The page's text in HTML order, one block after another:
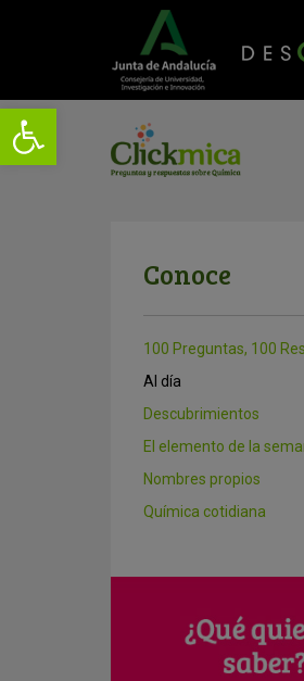
Conoce
100 Preguntas, 100
Al día
Descubrimientos
El elemento de la
Nombres propios
Química cotidiana